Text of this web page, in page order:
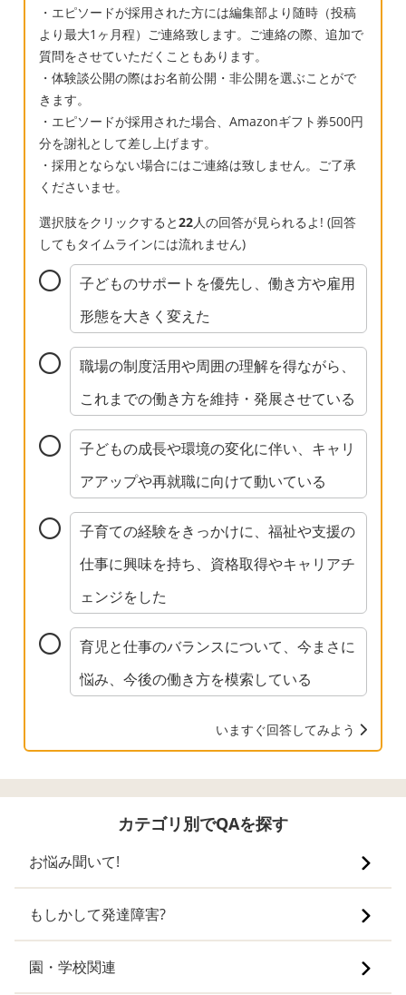
・エピソードが採用された方には編集部より随時（投稿
より最大1ヶ月程）ご連絡致します。ご連絡の際、追加で
質問をさせていただくこともあります。
・体験談公開の際はお名前公開・非公開を選ぶことがで
きます。
・エピソードが採用された場合、Amazonギフト券500円
分を謝礼として差し上げます。
・採用とならない場合にはご連絡は致しません。ご了承
くださいませ。
選択肢をクリックすると22人の回答が見られるよ! (回答
してもタイムラインには流れません)
子どものサポートを優先し、働き方や雇用
形態を大きく変えた
職場の制度活用や周囲の理解を得ながら、
これまでの働き方を維持・発展させている
子どもの成長や環境の変化に伴い、キャリ
アアップや再就職に向けて動いている
子育ての経験をきっかけに、福祉や支援の
仕事に興味を持ち、資格取得やキャリアチ
ェンジをした
育児と仕事のバランスについて、今まさに
悩み、今後の働き方を模索している
いますぐ回答してみよう
カテゴリ別でQAを探す
お悩み聞いて!
もしかして発達障害?
園・学校関連